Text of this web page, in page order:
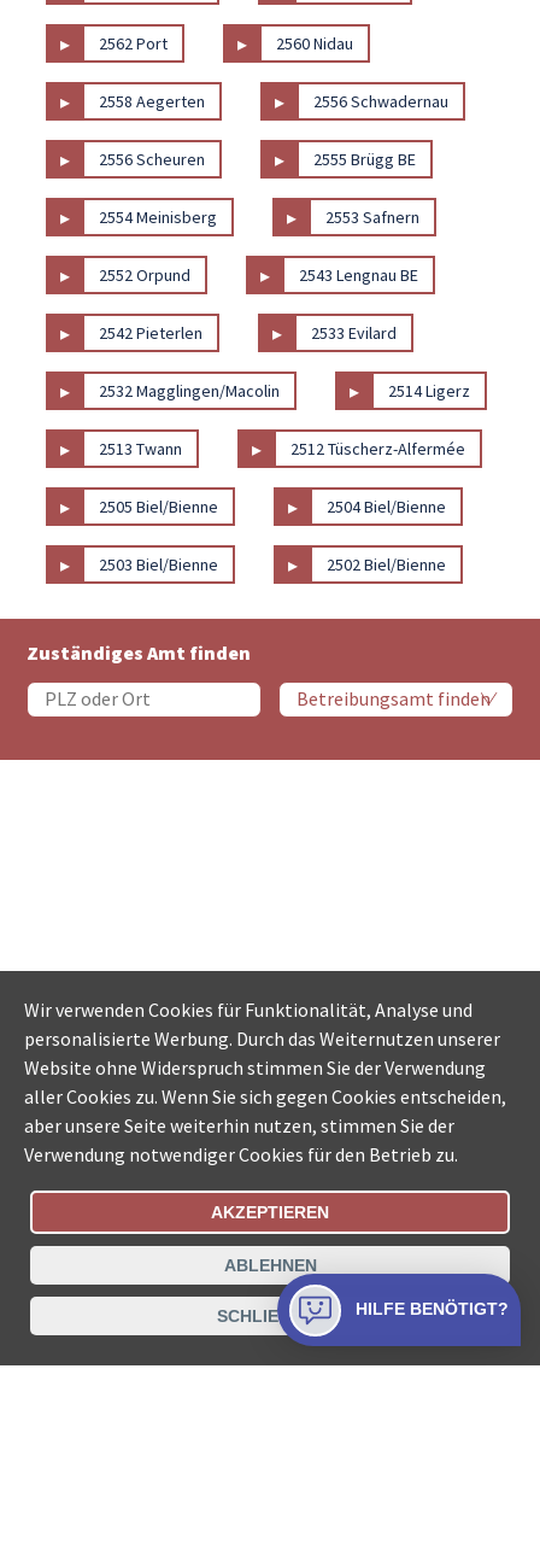
▸ 2562 Port ▸ 2560 Nidau
▸ 2558 Aegerten ▸ 2556 Schwadernau
▸ 2556 Scheuren ▸ 2555 Brügg BE
▸ 2554 Meinisberg ▸ 2553 Safnern
▸ 2552 Orpund ▸ 2543 Lengnau BE
▸ 2542 Pieterlen ▸ 2533 Evilard
▸ 2532 Magglingen/Macolin ▸ 2514 Ligerz
▸ 2513 Twann ▸ 2512 Tüscherz-Alfermée
▸ 2505 Biel/Bienne ▸ 2504 Biel/Bienne
▸ 2503 Biel/Bienne ▸ 2502 Biel/Bienne
Zuständiges Amt finden
Bestellungsstatus Ämtersuche der Schweiz
Datenschutz Impressum Nutzungsbestimmungen
Kontakt
Wir verwenden Cookies für Funktionalität, Analyse und
personalisierte Werbung. Durch das Weiternutzen unserer
Website ohne Widerspruch stimmen Sie der Verwendung
aller Cookies zu. Wenn Sie sich gegen Cookies entscheiden,
aber unsere Seite weiterhin nutzen, stimmen Sie der
Verwendung notwendiger Cookies für den Betrieb zu.
AKZEPTIEREN
ABLEHNEN
SCHLIESSEN HILFE BENÖTIGT?